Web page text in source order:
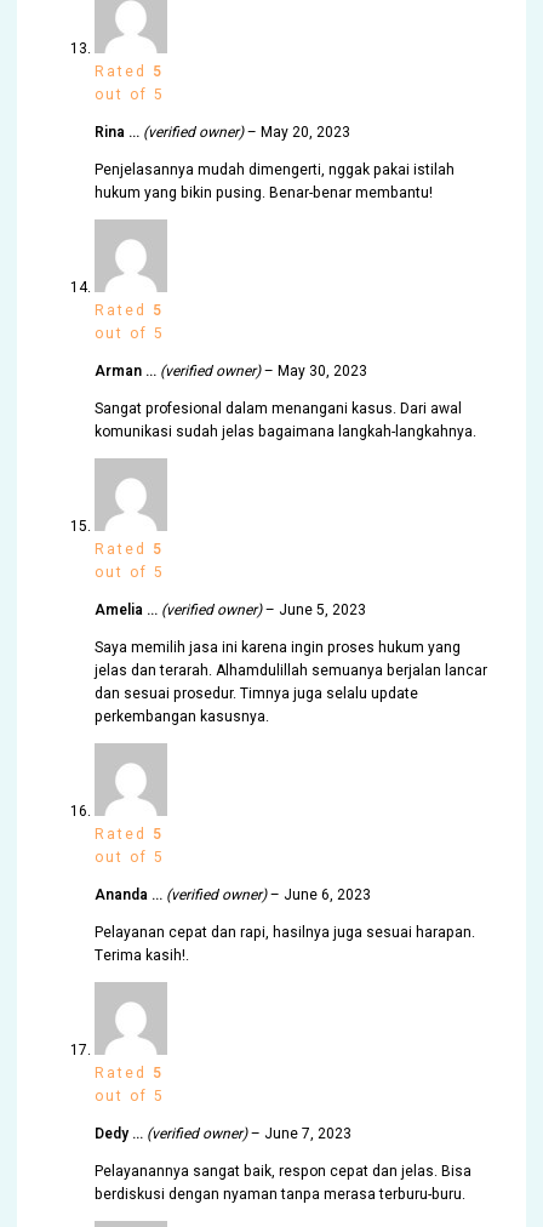
Rated 5
out of 5
Rina … (verified owner)– May 20, 2023
Penjelasannya mudah dimengerti, nggak pakai istilah
hukum yang bikin pusing. Benar-benar membantu!
Rated 5
out of 5
Arman … (verified owner)– May 30, 2023
Sangat profesional dalam menangani kasus. Dari awal
komunikasi sudah jelas bagaimana langkah-langkahnya.
Rated 5
out of 5
Amelia … (verified owner)– June 5, 2023
Saya memilih jasa ini karena ingin proses hukum yang
jelas dan terarah. Alhamdulillah semuanya berjalan lancar
dan sesuai prosedur. Timnya juga selalu update
perkembangan kasusnya.
Rated 5
out of 5
Ananda … (verified owner)– June 6, 2023
Pelayanan cepat dan rapi, hasilnya juga sesuai harapan.
Terima kasih!.
Rated 5
out of 5
Dedy … (verified owner)– June 7, 2023
Pelayanannya sangat baik, respon cepat dan jelas. Bisa
berdiskusi dengan nyaman tanpa merasa terburu-buru.